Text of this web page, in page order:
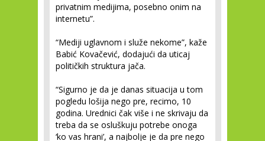
privatnim medijima, posebno onim na
internetu”.
“Mediji uglavnom i služe nekome”, kaže
Babić Kovačević, dodajući da uticaj
političkih struktura jača.
“Sigurno je da je danas situacija u tom
pogledu lošija nego pre, recimo, 10
godina. Urednici čak više i ne skrivaju da
treba da se osluškuju potrebe onoga
‘ko vas hrani’, a najbolje je da pre nego